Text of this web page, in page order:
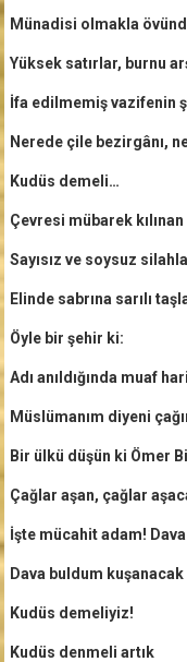
Münadisi olmakla
Yüksek satırlar, burnu
İfa edilmemiş vazifenin
Nerede çile bezirgânı,
Kudüs demeli…
Çevresi mübarek
Sayısız ve soysuz
Elinde sabrına sarılı
Öyle bir şehir ki:
Adı anıldığında muaf
Müslümanım diyeni
Bir ülkü düşün ki Ömer
Çağlar aşan, çağlar
İşte mücahit adam!
Dava buldum kuşanacak
Kudüs demeliyiz!
Kudüs denmeli artık